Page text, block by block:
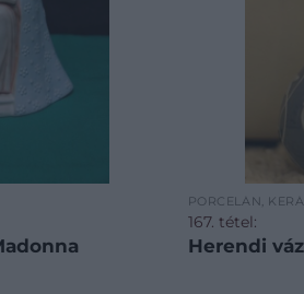
PORCELÁN,
167. tétel:
Herendi